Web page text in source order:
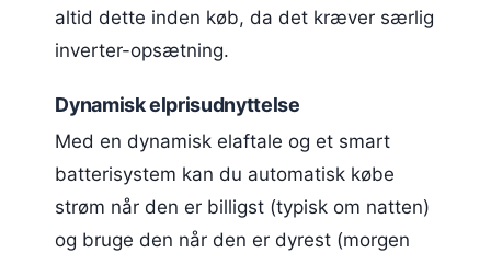
altid dette inden køb, da det kræver særlig
inverter-opsætning.
Dynamisk elprisudnyttelse
Med en dynamisk elaftale og et smart
batterisystem kan du automatisk købe
strøm når den er billigst (typisk om natten)
og bruge den når den er dyrest (morgen